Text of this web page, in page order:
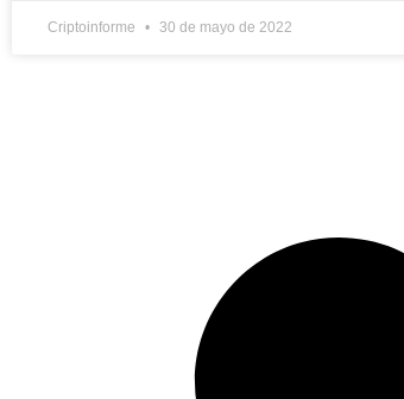
Criptoinforme 30 de mayo de 2022